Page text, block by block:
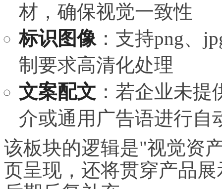
材，确保视觉一致性
标识图像：支持png、
制要求高清化处理
文案配文 ：若企业未
介或通用广告语进行自
该板块的逻辑是"视觉资
页呈现，还将贯穿产品